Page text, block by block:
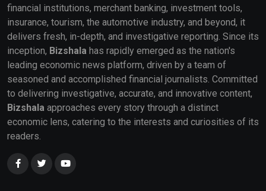
financial institutions, merchant banking, investment tools,
insurance, tourism, the automotive industry, and beyond, it
delivers fresh, in-depth, and investigative reporting. Since its
inception, Bizshala has rapidly emerged as the nation's
leading economic news platform, driven by a team of
seasoned and accomplished financial journalists. Committed
to delivering investigative, accurate, and innovative content,
Bizshala approaches every story through a distinct
economic lens, catering to the interests and curiosities of its
readers.